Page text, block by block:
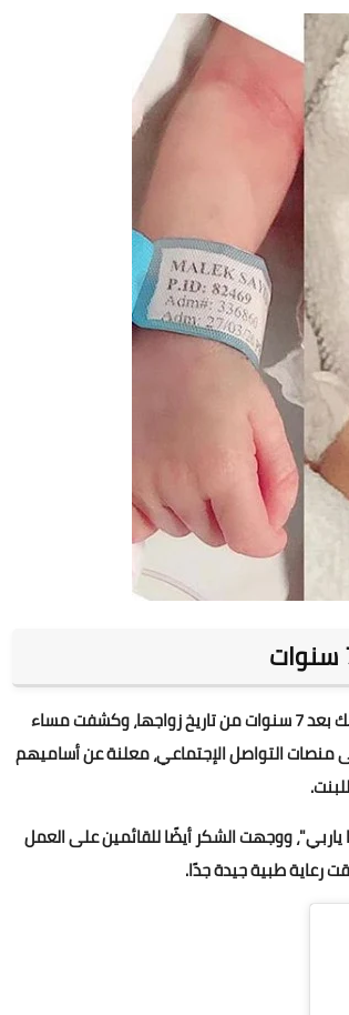
رزقت الإعلامية اللبنانية جومانا بوعيد منذ أيام قليلة بطفلين توأم "ولد وفتاة"، وذلك بعد 7 سنوات من تاريخ زواجها، وكشفت مساء
التواصل الإجتماعي، معلنة عن أساميهم
ووجهت الشكر أيضًا للقائمين على العمل
رعاية طبية جيدة جدًا.